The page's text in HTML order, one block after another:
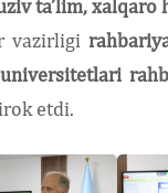
ta’lim,
vazirligi
etdi.